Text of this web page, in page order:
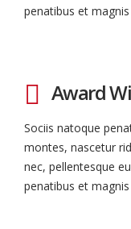
penatibus et
Award
Sociis natoque
montes, nascetur
nec, pellentesque
penatibus et